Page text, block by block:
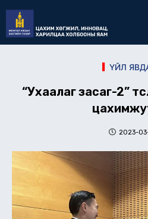
content
ҮЙЛ
“Ухаалаг засаг-2”
2023-